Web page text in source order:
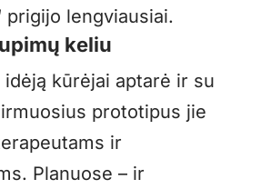
prigijo lengviausiai.
keliu
idėją kūrėjai aptarė ir su
prototipus jie
ir
Planuose – ir